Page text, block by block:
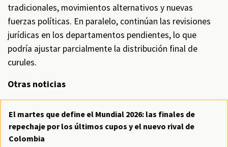
tradicionales, movimientos alternativos y nuevas
fuerzas políticas. En paralelo, continúan las revisiones
jurídicas en los departamentos pendientes, lo que
podría ajustar parcialmente la distribución final de
curules.
Otras noticias
El martes que define el Mundial 2026: las finales de
repechaje por los últimos cupos y el nuevo rival de
Colombia